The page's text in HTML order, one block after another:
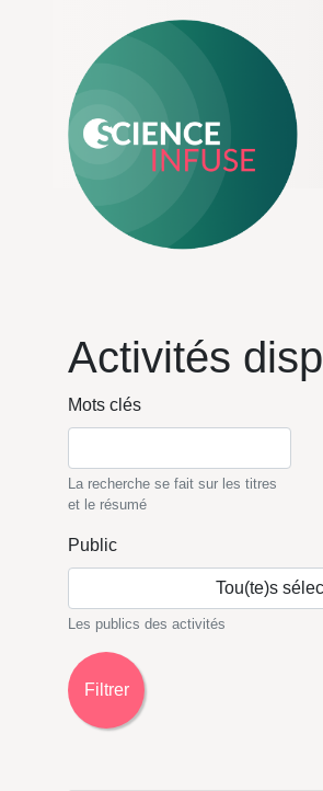
Activités
Mots clés
La recherche se fait sur les titres
et le résumé
Public
Tou(te)s
Les publics des activités
Filtrer